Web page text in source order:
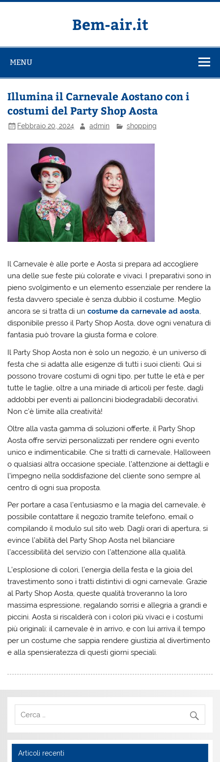
Salta
Bem-air.it
MENU
Illumina il Carnevale Aostano con i
costumi del Party Shop Aosta
Febbraio 20, 2024 admin shopping
Il Carnevale è alle porte e Aosta si prepara ad accogliere
una delle sue feste più colorate e vivaci. I preparativi sono in
pieno svolgimento e un elemento essenziale per rendere la
festa davvero speciale è senza dubbio il costume. Meglio
ancora se si tratta di uncostume da carnevale ad aosta,
disponibile presso il Party Shop Aosta, dove ogni venatura di
fantasia può trovare la giusta forma e colore.
Il Party Shop Aosta non è solo un negozio, è un universo di
festa che si adatta alle esigenze di tutti i suoi clienti. Qui si
possono trovare costumi di ogni tipo, per tutte le età e per
tutte le taglie, oltre a una miriade di articoli per feste, dagli
addobbi per eventi ai palloncini biodegradabili decorativi.
Non c’è limite alla creatività!
Oltre alla vasta gamma di soluzioni offerte, il Party Shop
Aosta offre servizi personalizzati per rendere ogni evento
unico e indimenticabile. Che si tratti di carnevale, Halloween
o qualsiasi altra occasione speciale, l’attenzione ai dettagli e
l’impegno nella soddisfazione del cliente sono sempre al
centro di ogni sua proposta.
Per portare a casa l’entusiasmo e la magia del carnevale, è
possibile contattare il negozio tramite telefono, email o
compilando il modulo sul sito web. Dagli orari di apertura, si
evince l’abilità del Party Shop Aosta nel bilanciare
l’accessibilità del servizio con l’attenzione alla qualità.
L’esplosione di colori, l’energia della festa e la gioia del
travestimento sono i tratti distintivi di ogni carnevale. Grazie
al Party Shop Aosta, queste qualità troveranno la loro
massima espressione, regalando sorrisi e allegria a grandi e
piccini. Aosta si riscalderà con i colori più vivaci e i costumi
più originali: il carnevale è in arrivo, e con lui arriva il tempo
per un costume che sappia rendere giustizia al divertimento
e alla spensieratezza di questi giorni speciali.
Articoli recenti